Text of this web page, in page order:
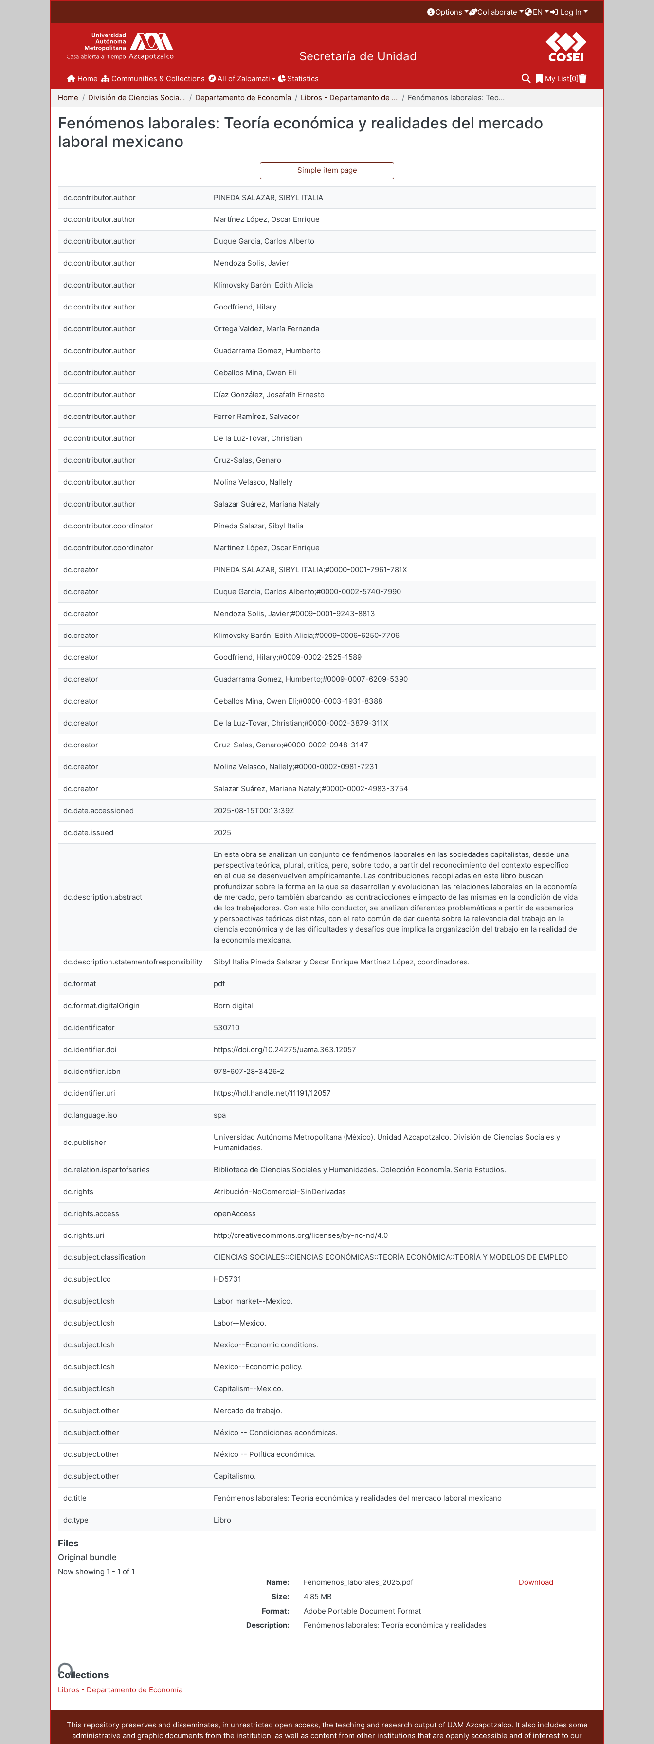
Options Collaborate EN Log In
Secretaría de Unidad
Home Communities & Collections All of Zaloamati Statistics My List[0]
Home División de Ciencias Sociales y Humanidades Departamento de Economía Libros - Departamento de Economía Fenómenos laborales: Teoría económica y realidades del mercado laboral mexicano
Fenómenos laborales: Teoría económica y realidades del mercado
laboral mexicano
Simple item page
dc.contributor.author PINEDA SALAZAR, SIBYL ITALIA
dc.contributor.author Martínez López, Oscar Enrique
dc.contributor.author Duque Garcia, Carlos Alberto
dc.contributor.author Mendoza Solis, Javier
dc.contributor.author Klimovsky Barón, Edith Alicia
dc.contributor.author Goodfriend, Hilary
dc.contributor.author Ortega Valdez, María Fernanda
dc.contributor.author Guadarrama Gomez, Humberto
dc.contributor.author Ceballos Mina, Owen Eli
dc.contributor.author Díaz González, Josafath Ernesto
dc.contributor.author Ferrer Ramírez, Salvador
dc.contributor.author De la Luz-Tovar, Christian
dc.contributor.author Cruz-Salas, Genaro
dc.contributor.author Molina Velasco, Nallely
dc.contributor.author Salazar Suárez, Mariana Nataly
dc.contributor.coordinator Pineda Salazar, Sibyl Italia
dc.contributor.coordinator Martínez López, Oscar Enrique
dc.creator PINEDA SALAZAR, SIBYL ITALIA;#0000-0001-7961-781X
dc.creator Duque Garcia, Carlos Alberto;#0000-0002-5740-7990
dc.creator Mendoza Solis, Javier;#0009-0001-9243-8813
dc.creator Klimovsky Barón, Edith Alicia;#0009-0006-6250-7706
dc.creator Goodfriend, Hilary;#0009-0002-2525-1589
dc.creator Guadarrama Gomez, Humberto;#0009-0007-6209-5390
dc.creator Ceballos Mina, Owen Eli;#0000-0003-1931-8388
dc.creator De la Luz-Tovar, Christian;#0000-0002-3879-311X
dc.creator Cruz-Salas, Genaro;#0000-0002-0948-3147
dc.creator Molina Velasco, Nallely;#0000-0002-0981-7231
dc.creator Salazar Suárez, Mariana Nataly;#0000-0002-4983-3754
dc.date.accessioned 2025-08-15T00:13:39Z
dc.date.issued 2025
dc.description.abstract
En esta obra se analizan un conjunto de fenómenos laborales en las sociedades capitalistas, desde una
perspectiva teórica, plural, crítica, pero, sobre todo, a partir del reconocimiento del contexto específico
en el que se desenvuelven empíricamente. Las contribuciones recopiladas en este libro buscan
profundizar sobre la forma en la que se desarrollan y evolucionan las relaciones laborales en la economía
de mercado, pero también abarcando las contradicciones e impacto de las mismas en la condición de vida
de los trabajadores. Con este hilo conductor, se analizan diferentes problemáticas a partir de escenarios
y perspectivas teóricas distintas, con el reto común de dar cuenta sobre la relevancia del trabajo en la
ciencia económica y de las dificultades y desafíos que implica la organización del trabajo en la realidad de
la economía mexicana.
dc.description.statementofresponsibility Sibyl Italia Pineda Salazar y Oscar Enrique Martínez López, coordinadores.
dc.format pdf
dc.format.digitalOrigin Born digital
dc.identificator 530710
dc.identifier.doi https://doi.org/10.24275/uama.363.12057
dc.identifier.isbn 978-607-28-3426-2
dc.identifier.uri https://hdl.handle.net/11191/12057
dc.language.iso spa
dc.publisher
Universidad Autónoma Metropolitana (México). Unidad Azcapotzalco. División de Ciencias Sociales y
Humanidades.
dc.relation.ispartofseries Biblioteca de Ciencias Sociales y Humanidades. Colección Economía. Serie Estudios.
dc.rights Atribución-NoComercial-SinDerivadas
dc.rights.access openAccess
dc.rights.uri http://creativecommons.org/licenses/by-nc-nd/4.0
dc.subject.classification CIENCIAS SOCIALES::CIENCIAS ECONÓMICAS::TEORÍA ECONÓMICA::TEORÍA Y MODELOS DE EMPLEO
dc.subject.lcc HD5731
dc.subject.lcsh Labor market--Mexico.
dc.subject.lcsh Labor--Mexico.
dc.subject.lcsh Mexico--Economic conditions.
dc.subject.lcsh Mexico--Economic policy.
dc.subject.lcsh Capitalism--Mexico.
dc.subject.other Mercado de trabajo.
dc.subject.other México -- Condiciones económicas.
dc.subject.other México -- Política económica.
dc.subject.other Capitalismo.
dc.title Fenómenos laborales: Teoría económica y realidades del mercado laboral mexicano
dc.type Libro
Files
Original bundle
Now showing 1 - 1 of 1
Loading...
Name:
Fenomenos_laborales_2025.pdf
Size:
4.85 MB
Format:
Adobe Portable Document Format
Description:
Fenómenos laborales: Teoría económica y realidades
Download
Collections
Libros - Departamento de Economía
This repository preserves and disseminates, in unrestricted open access, the teaching and research output of UAM Azcapotzalco. It also includes some
administrative and graphic documents from the institution, as well as content from other institutions that are openly accessible and of interest to our